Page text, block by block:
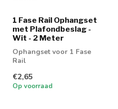
1 Fase Rail Ophangset
met Plafondbeslag -
Wit - 2 Meter
Ophangset voor 1 Fase
Rail
€2,65
Op voorraad